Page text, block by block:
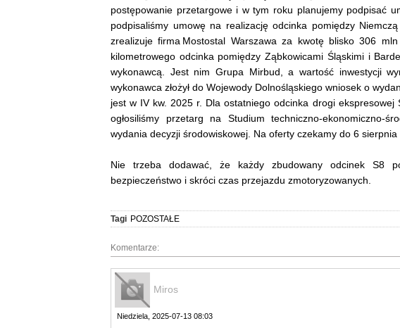
postępowanie przetargowe i w tym roku planujemy podpisać
podpisaliśmy umowę na realizację odcinka pomiędzy
zrealizuje firma Mostostal Warszawa za kwotę blisko 306
kilometrowego odcinka pomiędzy Ząbkowicami Śląskimi i
wykonawcą. Jest nim Grupa Mirbud, a wartość inwestycji
wykonawca złożył do Wojewody Dolnośląskiego wniosek o
jest w IV kw. 2025 r. Dla ostatniego odcinka drogi ekspresowej
ogłosiliśmy przetarg na Studium techniczno-ekonomiczno-
wydania decyzji środowiskowej. Na oferty czekamy do 6 sierpnia
Nie trzeba dodawać, że każdy zbudowany odcinek S8
bezpieczeństwo i skróci czas przejazdu zmotoryzowanych.
Tagi POZOSTAŁE
Komentarze:
Miros
Niedziela, 2025-07-13 08:03